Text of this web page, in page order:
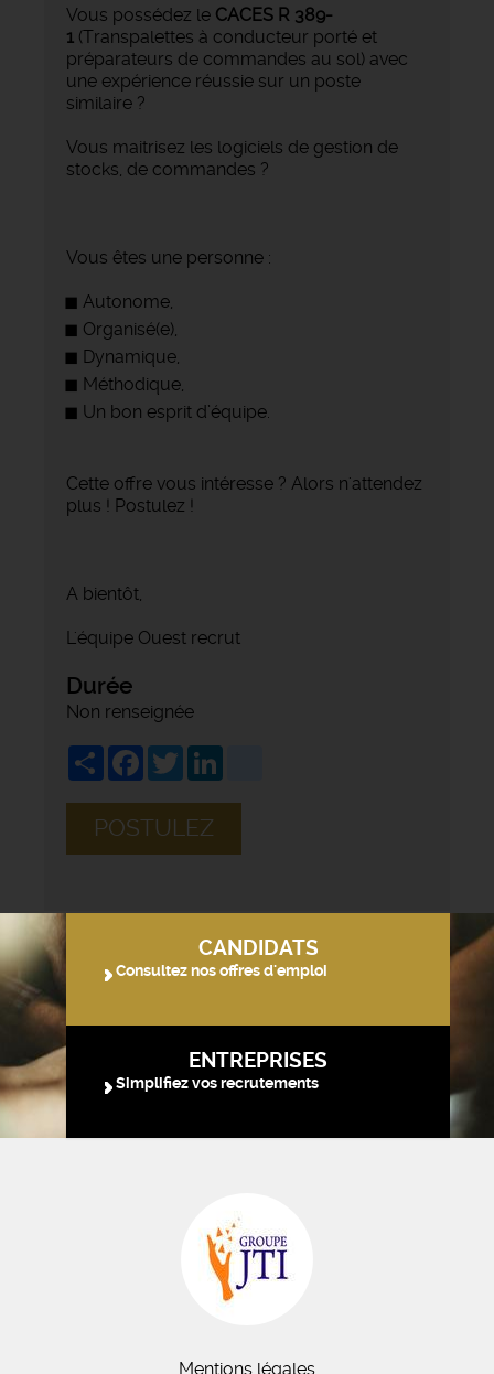
Vous possédez le CACES R 389-
1 (Transpalettes à conducteur porté et
préparateurs de commandes au sol) avec
une expérience réussie sur un poste
similaire ?
Vous maitrisez les logiciels de gestion de
stocks, de commandes ?
Vous êtes une personne :
Autonome,
Organisé(e),
Dynamique,
Méthodique,
Un bon esprit d’équipe.
Cette offre vous intéresse ? Alors n'attendez
plus ! Postulez !
A bientôt,
L'équipe Ouest recrut
Durée
Non renseignée
ShareFacebook
Twitter
POSTULEZ
CANDIDATS
Consultez nos offres d'emploi
ENTREPRISES
Simplifiez vos recrutements
Mentions légales